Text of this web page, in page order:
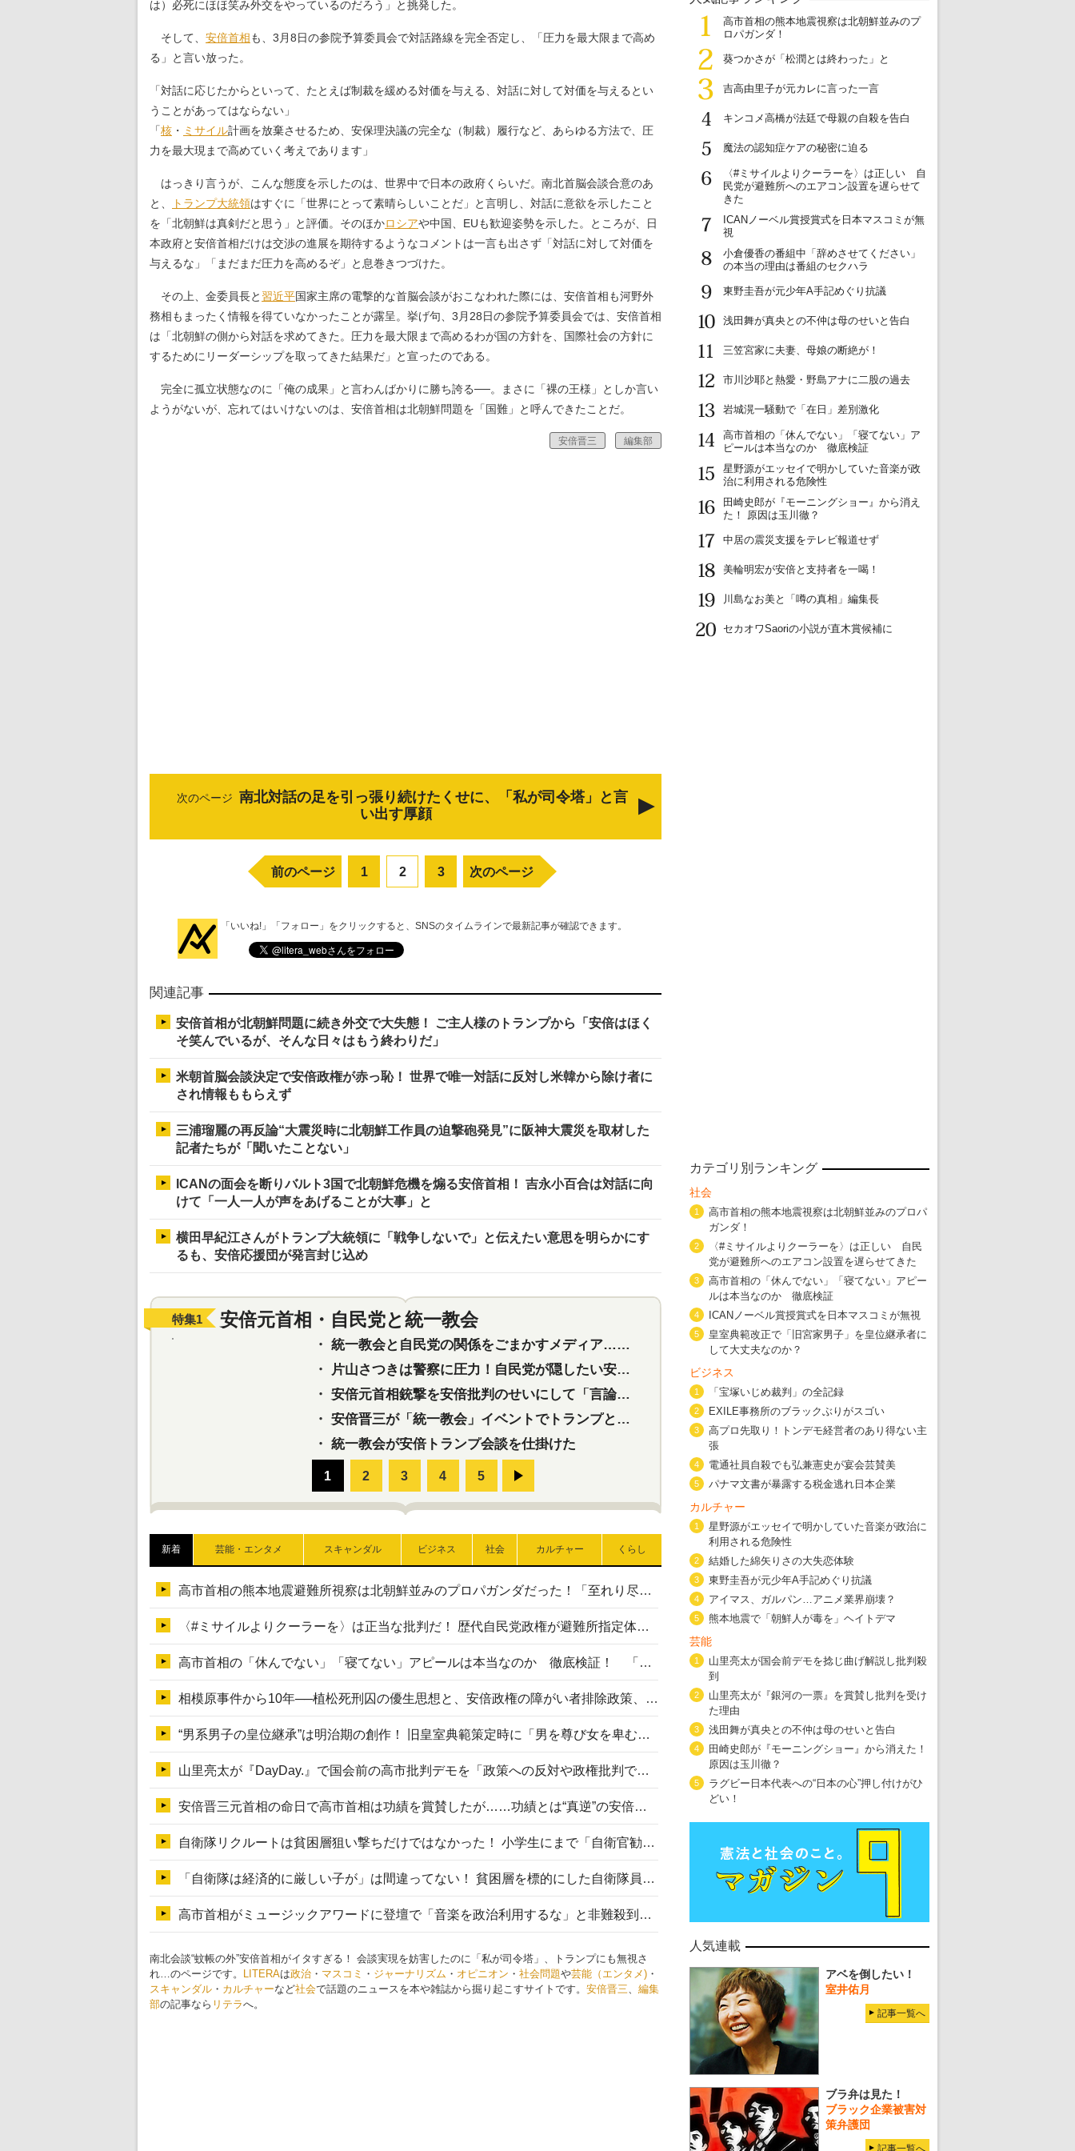
は）必死にほほ笑み外交をやっているのだろう」と挑発した。
そして、 安倍首相も、3月8日の参院予算委員会で対話路線を完全否定し、「圧力を最大限まで高め
る」と言い放った。
「対話に応じたからといって、たとえば制裁を緩める対価を与える、対話に対して対価を与えるとい
うことがあってはならない」
「核 ・ ミサイル計画を放棄させるため、安保理決議の完全な（制裁）履行など、あらゆる方法で、圧
力を最大現まで高めていく考えであります」
はっきり言うが、こんな態度を示したのは、世界中で日本の政府くらいだ。南北首脳会談合意のあ
と、
トランプ大統領はすぐに「世界にとって素晴らしいことだ」と言明し、対話に意欲を示したこと
を「北朝鮮は真剣だと思う」と評価。そのほかロシアや中国、EUも歓迎姿勢を示した。ところが、日
本政府と安倍首相だけは交渉の進展を期待するようなコメントは一言も出さず「対話に対して対価を
与えるな」「まだまだ圧力を高めるぞ」と息巻きつづけた。
その上、金委員長と 習近平国家主席の電撃的な首脳会談がおこなわれた際には、安倍首相も河野外
務相もまったく情報を得ていなかったことが露呈。挙げ句、3月28日の参院予算委員会では、安倍首相
は「北朝鮮の側から対話を求めてきた。圧力を最大限まで高めるわが国の方針を、国際社会の方針に
するためにリーダーシップを取ってきた結果だ」と宣ったのである。
完全に孤立状態なのに「俺の成果」と言わんばかりに勝ち誇る──。まさに「裸の王様」としか言い
ようがないが、忘れてはいけないのは、安倍首相は北朝鮮問題を「国難」と呼んできたことだ。
安倍晋三 編集部
次のページ 南北対話の足を引っ張り続けたくせに、「私が司令塔」と言
い出す厚顔
前のページ 1 2 3 次のページ
「いいね!」「フォロー」をクリックすると、SNSのタイムラインで最新記事が確認できます。
関連記事
安倍首相が北朝鮮問題に続き外交で大失態！ ご主人様のトランプから「安倍はほく
そ笑んでいるが、そんな日々はもう終わりだ」
米朝首脳会談決定で安倍政権が赤っ恥！ 世界で唯一対話に反対し米韓から除け者に
され情報ももらえず
三浦瑠麗の再反論“大震災時に北朝鮮工作員の迫撃砲発見”に阪神大震災を取材した
記者たちが「聞いたことない」
ICANの面会を断りバルト3国で北朝鮮危機を煽る安倍首相！ 吉永小百合は対話に向
けて「一人一人が声をあげることが大事」と
横田早紀江さんがトランプ大統領に「戦争しないで」と伝えたい意思を明らかにす
るも、安倍応援団が発言封じ込め
特集1 安倍元首相・自民党と統一教会
・ 統一教会と自民党の関係をごまかすメディア…民放は有田芳生に発言自粛を要求
・
片山さつきは警察に圧力！自民党が隠したい安倍元首相と統一教会の深い関係
・ 安倍元首相銃撃を安倍批判のせいにして「言論封殺」に利用する自民党応援団
・ 安倍晋三が「統一教会」イベントでトランプと演説！同性婚や夫婦別姓を攻撃
・ 統一教会が安倍トランプ会談を仕掛けた
特集2 東京五輪強行開催特別企画 大ウソだら
・
五輪入場行進にすぎやまこういちの曲、杉田水脈の
・ 五輪サッカー・久保建英が南アの陽性者に「僕らに損ではない
・ 五輪関係者が入国当日、築地を散歩！
新着 芸能・エンタメ スキャンダル ビジネス 社会 カルチャー くらし
高市首相の熊本地震避難所視察は北朝鮮並みのプロパガンダだった！「至れり尽くせり」の選ばれた避難所の一方で実態は…
〈#ミサイルよりクーラーを〉は正当な批判だ！ 歴代自民党政権が避難所指定体育館へのエアコン設置を遅らせてきた客観的事実
高市首相の「休んでない」「寝てない」アピールは本当なのか 徹底検証！ 「資料読み込み」「アイロンがけ」も矛盾だらけ…
相模原事件から10年──植松死刑囚の優生思想と、安倍政権の障がい者排除政策、右派勢力の差別主義との関係を改めて問う
“男系男子の皇位継承”は明治期の創作！ 旧皇室典範策定時に「男を尊び女を卑むの慣習、人民の脳髄」とトンデモ論で女性天皇を否定
山里亮太が『DayDay.』で国会前の高市批判デモを「政策への反対や政権批判でない」と捻じ曲げ解説 デモ参加者から批判殺到
安倍晋三元首相の命日で高市首相は功績を賞賛したが……功績とは“真逆”の安倍元首相のトンデモ発言を振り返る
自衛隊リクルートは貧困層狙い撃ちだけではなかった！ 小学生にまで「自衛官勧誘」目的のパンフレット作成
「自衛隊は経済的に厳しい子が」は間違ってない！ 貧困層を標的にした自衛隊員募集、やす子、山上被告も…日本でも進む“経済的徴兵制”
高市首相がミュージックアワードに登壇で「音楽を政治利用するな」と非難殺到！ MAJの国策的本質を批判する声も
南北会談“蚊帳の外”安倍首相がイタすぎる！ 会談実現を妨害したのに「私が司令塔」、トランプにも無視さ
れ…のページです。
LITERAは政治 ・ マスコミ ・ ジャーナリズム ・ オピニオン ・ 社会問題や芸能（エンタメ) ・
スキャンダル ・ カルチャーなど社会で話題のニュースを本や雑誌から掘り起こすサイトです。 安倍晋三、 編集
部の記事なら リテラへ。
1
高市首相の熊本地震視察は北朝鮮並みのプ
ロパガンダ！
2
葵つかさが「松潤とは終わった」と
3
吉高由里子が元カレに言った一言
4
キンコメ高橋が法廷で母親の自殺を告白
5
魔法の認知症ケアの秘密に迫る
6
〈#ミサイルよりクーラーを〉は正しい 自
民党が避難所へのエアコン設置を遅らせて
きた
7
ICANノーベル賞授賞式を日本マスコミが無
視
8
小倉優香の番組中「辞めさせてください」
の本当の理由は番組のセクハラ
9
東野圭吾が元少年A手記めぐり抗議
10
浅田舞が真央との不仲は母のせいと告白
11
三笠宮家に夫妻、母娘の断絶が！
12
市川沙耶と熱愛・野島アナに二股の過去
13
岩城滉一騒動で「在日」差別激化
14
高市首相の「休んでない」「寝てない」ア
ピールは本当なのか 徹底検証
15
星野源がエッセイで明かしていた音楽が政
治に利用される危険性
16
田崎史郎が『モーニングショー』から消え
た！ 原因は玉川徹？
17
中居の震災支援をテレビ報道せず
18
美輪明宏が安倍と支持者を一喝！
19
川島なお美と「噂の真相」編集長
20
セカオワSaoriの小説が直木賞候補に
カテゴリ別ランキング
社会
1
高市首相の熊本地震視察は北朝鮮並みのプロパ
ガンダ！
2
〈#ミサイルよりクーラーを〉は正しい 自民
党が避難所へのエアコン設置を遅らせてきた
3
高市首相の「休んでない」「寝てない」アピー
ルは本当なのか 徹底検証
4 ICANノーベル賞授賞式を日本マスコミが無視
5
皇室典範改正で「旧宮家男子」を皇位継承者に
して大丈夫なのか？
ビジネス
1 「宝塚いじめ裁判」の全記録
2 EXILE事務所のブラックぶりがスゴい
3
高プロ先取り！トンデモ経営者のあり得ない主
張
4 電通社員自殺でも弘兼憲史が宴会芸賛美
5 パナマ文書が暴露する税金逃れ日本企業
カルチャー
1
星野源がエッセイで明かしていた音楽が政治に
利用される危険性
2 結婚した綿矢りさの大失恋体験
3 東野圭吾が元少年A手記めぐり抗議
4 アイマス、ガルパン…アニメ業界崩壊？
5 熊本地震で「朝鮮人が毒を」ヘイトデマ
芸能
1
山里亮太が国会前デモを捻じ曲げ解説し批判殺
到
2
山里亮太が『銀河の一票』を賞賛し批判を受け
た理由
3 浅田舞が真央との不仲は母のせいと告白
4
田崎史郎が『モーニングショー』から消えた！
原因は玉川徹？
5
ラグビー日本代表への“日本の心”押し付けがひ
どい！
人気連載
アベを倒したい！
室井佑月
記事一覧へ
ブラ弁は見た！
ブラック企業被害対
策弁護団
記事一覧へ